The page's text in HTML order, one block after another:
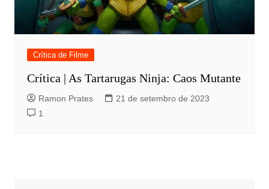
Crítica de Filme
Crítica | As Tartarugas Ninja: Caos Mutante
Ramon Prates
21 de setembro de 2023
1